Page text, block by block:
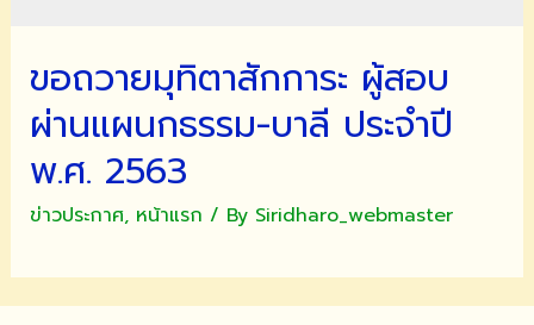
ขอถวายมุทิตาสักการะ ผู้สอบ
ผ่านแผนกธรรม-บาลี ประจำปี
พ.ศ. 2563
ข่าวประกาศ, หน้าแรก / By Siridharo_webmaster